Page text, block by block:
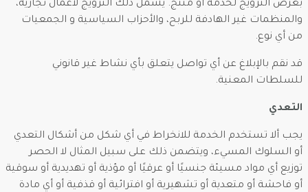
بغرض الترويج لخدمة أو منتج. يشمل ذلك الترويج لأعمال تجارية،
والمنظمات غير الهادفة للربح، والأحزاب السياسية و الجمعيات
من أي نوع.
قد نقم بالإبلاغ عن أي تواصل يتعلق بأي نشاط غير قانوني
للسلطات المعنية.
التعدي
يجب ألا تستخدم الخدمة للانخراط في أي شكل من أشكال التعدي
أو السلوك المسيء، ويتضمن ذلك على سبيل المثال لا الحصر
توزيع أي مواد مسيئة جنسيًا أو عرقيًا أو مؤذية أو تهديدية أو سوقية
أو فاحشة أو متعدية أو تشهيرية أو افترائية أو قذفية أو أي مادة